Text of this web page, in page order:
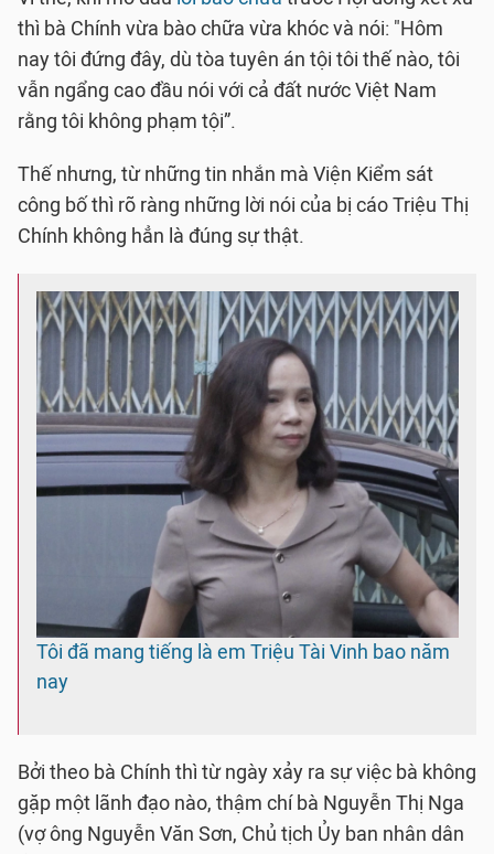
thì bà Chính vừa bào chữa vừa khóc và nói: "Hôm
nay tôi đứng đây, dù tòa tuyên án tội tôi thế nào, tôi
vẫn ngẩng cao đầu nói với cả đất nước Việt Nam
rằng tôi không phạm tội”.
Thế nhưng, từ những tin nhắn mà Viện Kiểm sát
công bố thì rõ ràng những lời nói của bị cáo Triệu Thị
Chính không hẳn là đúng sự thật.
Tôi đã mang tiếng là em Triệu Tài Vinh bao năm
nay
Bởi theo bà Chính thì từ ngày xảy ra sự việc bà không
gặp một lãnh đạo nào, thậm chí bà Nguyễn Thị Nga
(vợ ông Nguyễn Văn Sơn, Chủ tịch Ủy ban nhân dân